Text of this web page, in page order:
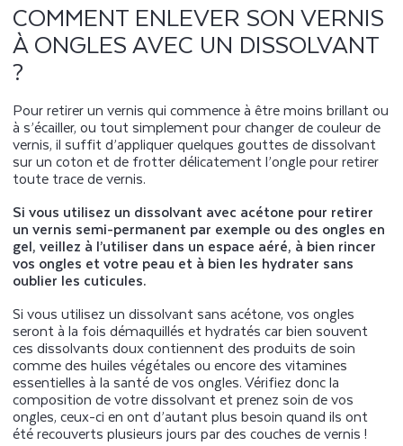
COMMENT ENLEVER SON VERNIS
À ONGLES AVEC UN DISSOLVANT
?
Pour retirer un vernis qui commence à être moins brillant ou
à s’écailler, ou tout simplement pour changer de couleur de
vernis, il suffit d’appliquer quelques gouttes de dissolvant
sur un coton et de frotter délicatement l’ongle pour retirer
toute trace de vernis.
Si vous utilisez un dissolvant avec acétone pour retirer
un vernis semi-permanent par exemple ou des ongles en
gel, veillez à l’utiliser dans un espace aéré, à bien rincer
vos ongles et votre peau et à bien les hydrater sans
oublier les cuticules.
Si vous utilisez un dissolvant sans acétone, vos ongles
seront à la fois démaquillés et hydratés car bien souvent
ces dissolvants doux contiennent des produits de soin
comme des huiles végétales ou encore des vitamines
essentielles à la santé de vos ongles. Vérifiez donc la
composition de votre dissolvant et prenez soin de vos
ongles, ceux-ci en ont d’autant plus besoin quand ils ont
été recouverts plusieurs jours par des couches de vernis !